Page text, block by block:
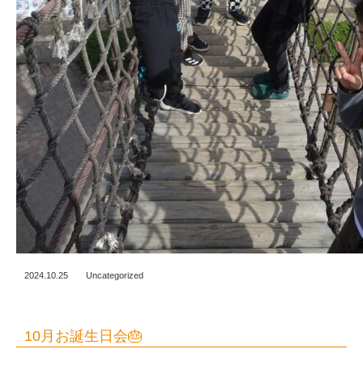
2024.10.25 Uncategorized
10月お誕生日会🎂